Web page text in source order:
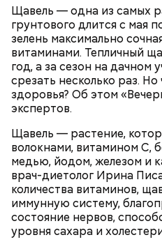
Щавель — одна из самых
грунтового длится с мая
зелень максимально
витаминами. Тепличный
год, а за сезон на дачном
срезать несколько раз.
здоровья? Об этом
экспертов.
Щавель — растение,
волокнами, витамином С,
медью, йодом, железом и
врач-диетолог Ирина
количества витаминов,
иммунную систему,
состояние нервов,
уровня сахара и
ЗДОРОВЬЕ ВРАЧИ
ПРОДУКТЫ